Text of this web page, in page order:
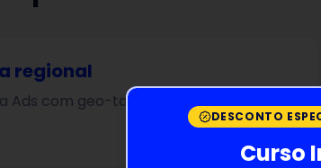
regional
Ads com geo-targeting preciso.
DESCONTO
Curso